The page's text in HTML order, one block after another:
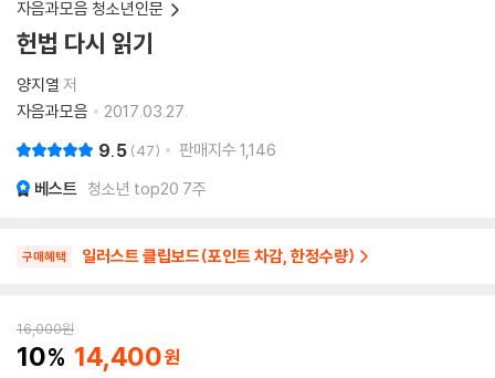
자음과모음 청소년인문
헌법 다시 읽기
양지열 저
자음과모음
2017.03.27.
9.5 47 판매지수 1,146
베스트 청소년 top20 7주
구매혜택 일러스트 클립보드(포인트 차감, 한정수량)
16,000원
10 14,400